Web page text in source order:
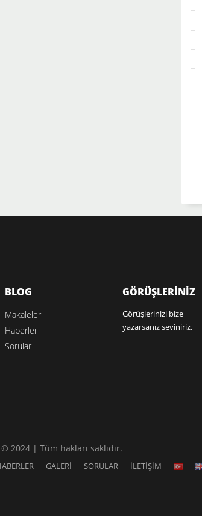
BLOG
Makaleler
Haberler
Sorular
GÖRÜŞLERİNİZ
Görüşlerinizi bize
yazarsanız seviniriz.
2024 | Tüm hakları saklıdır.
GALERİ SORULAR İLETİŞİM